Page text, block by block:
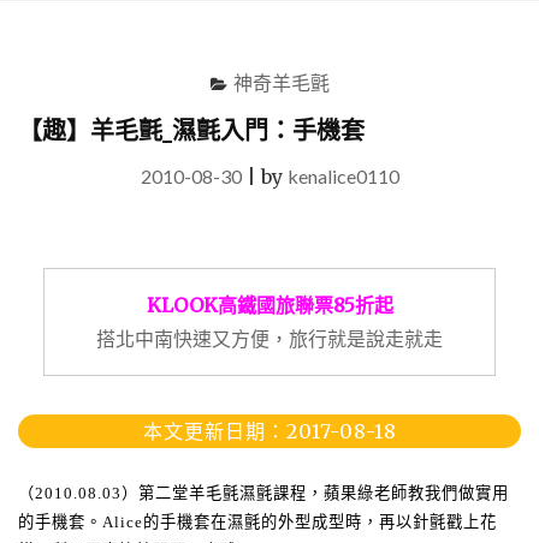
神奇羊毛氈
【趣】羊毛氈_濕氈入門：手機套
2010-08-30|by kenalice0110
KLOOK高鐵國旅聯票85折起
搭北中南快速又方便，旅行就是說走就走
本文更新日期：2017-08-18
（2010.08.03 ） 第二堂羊毛氈濕氈課程，蘋果綠老師教我們做實用
的手機套。 Alice的手機套在濕氈的外型成型時，再以針氈戳上花